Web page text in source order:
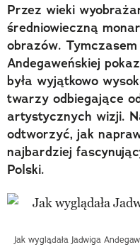
Przez wieki
średniowieczną
obrazów.
Andegaweńskiej
była wyjątkowo
twarzy odbiegające
artystycznych wizji.
odtworzyć, jak
najbardziej
Polski.
Jak wyglądała Jadwiga